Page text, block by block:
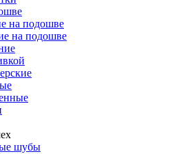
на подошве
на подошве
шубы